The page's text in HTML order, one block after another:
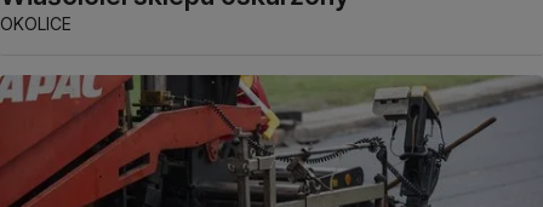
OKOLICE